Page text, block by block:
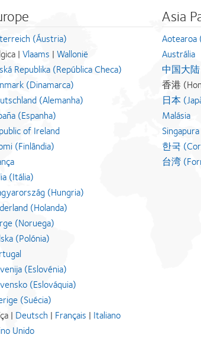
(Áustria)
|Vlaams |Wallonië
Republika (República Checa)
(Dinamarca)
(Alemanha)
(Espanha)
of Ireland
(Finlândia)
(Itália)
(Hungria)
(Holanda)
(Noruega)
(Polónia)
(Eslovénia)
(Eslováquia)
(Suécia)
| Deutsch | Français | Italiano
Unido
Asia
Aotearoa
Austrália
中国大陆
香港
日本
Malásia
Singapura
한국
台湾